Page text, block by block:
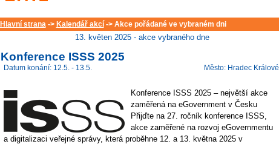
Hlavní strana-> Kalendář akcí-> Akce pořádané ve vybraném dni
13. květen 2025 - akce vybraného dne
Konference ISSS 2025
Datum konání: 12.5. - 13.5. Město: Hradec Králové
Konference ISSS 2025 – největší akce
zaměřená na eGovernment v Česku
Přijďte na 27. ročník konference ISSS,
akce zaměřené na rozvoj eGovernmentu
a digitalizaci veřejné správy, která proběhne 12. a 13. května 2025 v